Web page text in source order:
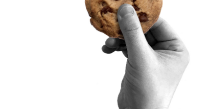
Beskrivning av handlingsoffentligheten
Sitra’s digitala kommunikation och webbtjänster